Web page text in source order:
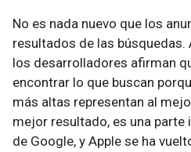
No es nada nuevo que los
resultados de las búsquedas.
los desarrolladores afirman
encontrar lo que buscan
más altas representan al
mejor resultado, es una
de Google, y Apple se ha